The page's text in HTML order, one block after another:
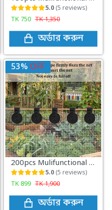
5.0 (5 reviews)
TK 750 TK1,350
অর্ডার করুন
53% OFF
200pcs Mulifunctional Sunshade Net Fixing Clip
5.0 (5 reviews)
TK899 TK1,900
অর্ডার করুন